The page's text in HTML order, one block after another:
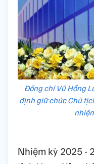
Đồng chí Vũ Hồng
định giữ chức Chủ
Nhiệm kỳ 2025 -